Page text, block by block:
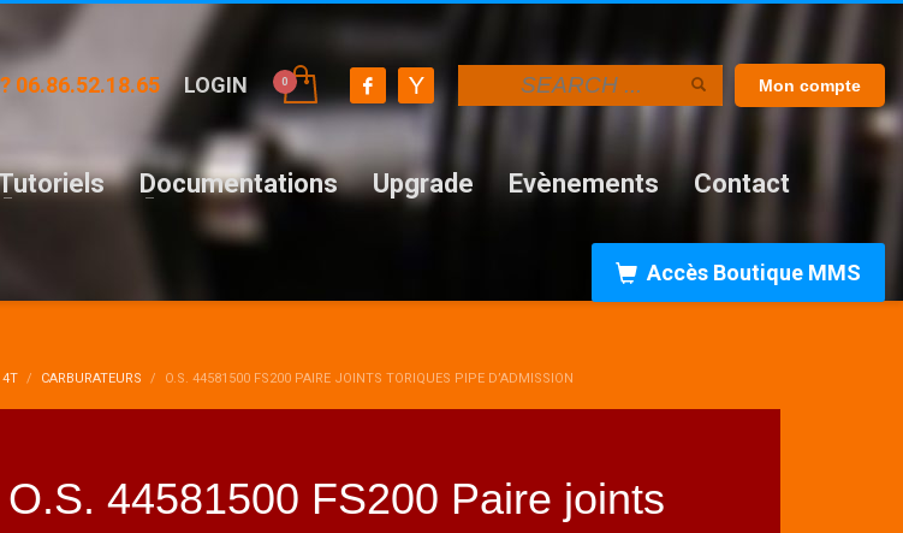
06.86.52.18.65 LOGIN Mon compte
Documentations Upgrade Evènements
Contact
Accès Boutique MMS
4T CARBURATEURS O.S. 44581500 FS200 PAIRE JOINTS TORIQUES PIPE D’ADMISSION
O.S. 44581500 FS200 Paire joints